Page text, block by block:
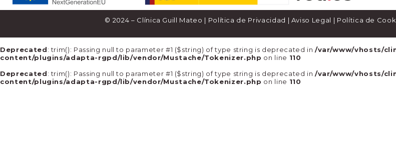
© 2024 – Clínica Guill Mateo | Política de Privacidad | Aviso Legal | Política de
Deprecated: trim(): Passing null to parameter #1 ($string) of type string is deprecated in/var/www/vhosts/
content/plugins/adapta-rgpd/lib/vendor/Mustache/Tokenizer.php on line 110
Deprecated: trim(): Passing null to parameter #1 ($string) of type string is deprecated in/var/www/vhosts/
content/plugins/adapta-rgpd/lib/vendor/Mustache/Tokenizer.php on line 110